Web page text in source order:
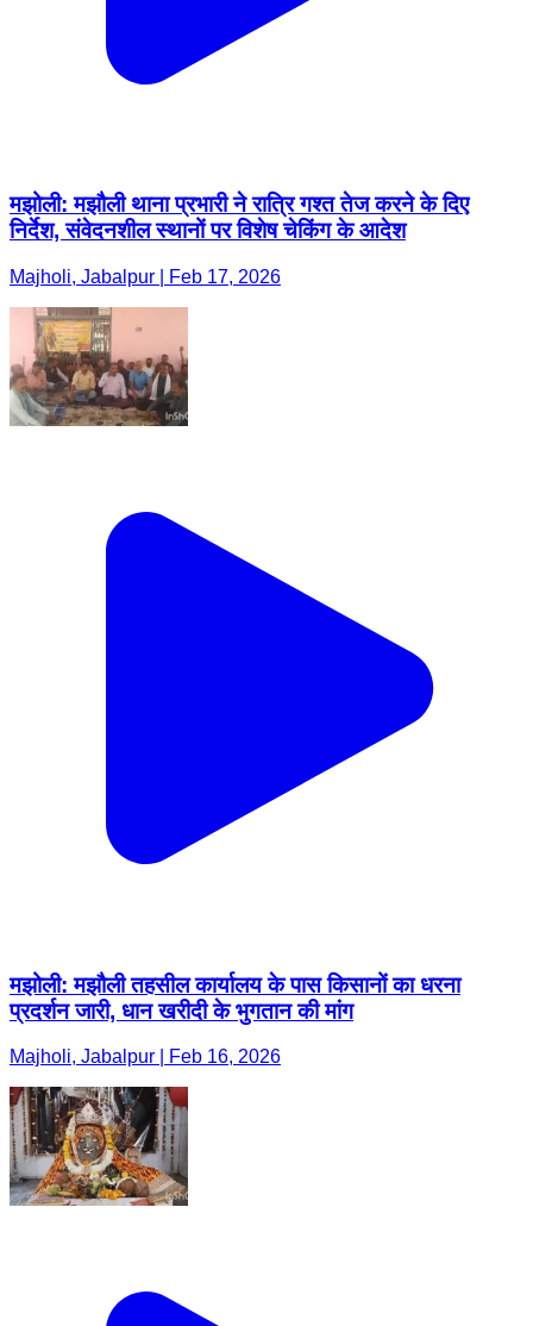
मझोली: मझौली थाना प्रभारी ने रात्रि गश्त तेज करने के दिए
निर्देश, संवेदनशील स्थानों पर विशेष चेकिंग के आदेश
Majholi, Jabalpur | Feb 17, 2026
मझोली: मझौली तहसील कार्यालय के पास किसानों का धरना
प्रदर्शन जारी, धान खरीदी के भुगतान की मांग
Majholi, Jabalpur | Feb 16, 2026